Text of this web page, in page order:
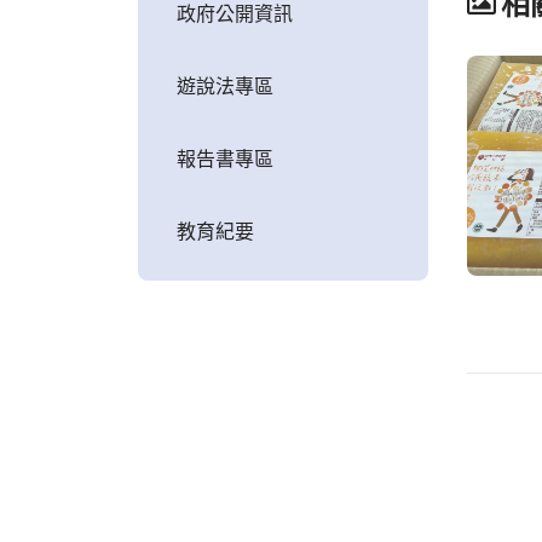
政府公開資訊
遊說法專區
報告書專區
教育紀要